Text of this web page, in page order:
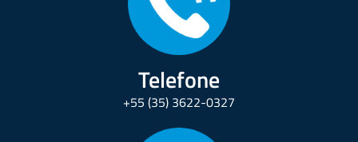
Telefone
+55 (35) 3622-0327